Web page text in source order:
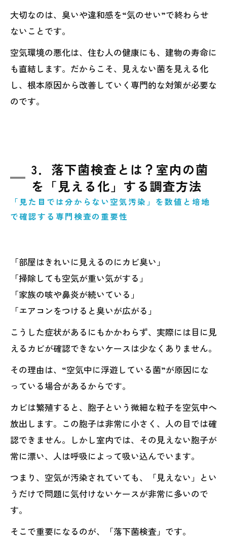
大切なのは、臭いや違和感を“気のせい”で終わらせ
ないことです。
空気環境の悪化は、住む人の健康にも、建物の寿命に
も直結します。だからこそ、見えない菌を見える化
し、根本原因から改善していく専門的な対策が必要な
のです。
3．落下菌検査とは？室内の菌
を「見える化」する調査方法
「見た目では分からない空気汚染」を数値と培地
で確認する専門検査の重要性
「部屋はきれいに見えるのにカビ臭い」
「掃除しても空気が重い気がする」
「家族の咳や鼻炎が続いている」
「エアコンをつけると臭いが広がる」
こうした症状があるにもかかわらず、実際には目に見
えるカビが確認できないケースは少なくありません。
その理由は、“空気中に浮遊している菌”が原因にな
っている場合があるからです。
カビは繁殖すると、胞子という微細な粒子を空気中へ
放出します。この胞子は非常に小さく、人の目では確
認できません。しかし室内では、その見えない胞子が
常に漂い、人は呼吸によって吸い込んでいます。
つまり、空気が汚染されていても、「見えない」とい
うだけで問題に気付けないケースが非常に多いので
す。
そこで重要になるのが、「落下菌検査」です。